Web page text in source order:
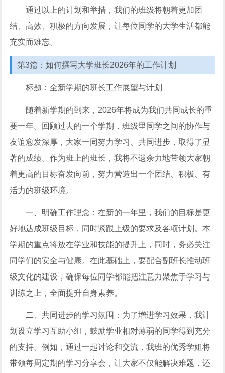
通过以上的计划和举措，我们的班级将朝着更加团
结、高效、积极的方向发展，让每位同学的大学生活都能
充实而难忘。
第3篇：如何撰写大学班长2026年的工作计划
标题：全新学期的班长工作展望与计划
随着新学期的到来，2026年将成为我们共同成长的重
要一年。回顾过去的一个学期，班级里同学之间的协作与
友谊愈发深厚，大家一同努力学习、共同进步，取得了显
著的成绩。作为班上的班长，我将不遗余力地带领大家朝
着更高的目标奋发向前，努力营造出一个团结、积极、有
活力的班级环境。
一、明确工作理念：在新的一年里，我们的目标是更
好地达成班级目标，同时紧跟上级的要求及各项计划。本
学期的重点将放在学业和技能的提升上，同时，务必关注
同学们的安全与健康。在此基础上，要配合副班长推动班
级文化的建设，确保每位同学都能把注意力聚焦于学习与
训练之上，全面提升自身素养。
二、共同进步的学习氛围：为了增进学习效果，我计
划设立学习互助小组，鼓励学业相对薄弱的同学得到充分
的支持。例如，通过一起讨论和交流，我班的优秀学姐将
带领每周定期的学习分享会，让大家不仅能解决难题，还